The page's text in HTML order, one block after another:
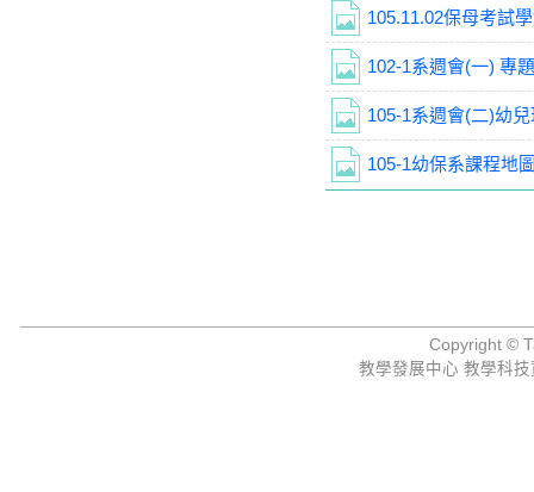
105.11.02保母考試
102-1系週會(一) 專
105-1系週會(二)幼
Copyright ©
教學發展中心 教學科